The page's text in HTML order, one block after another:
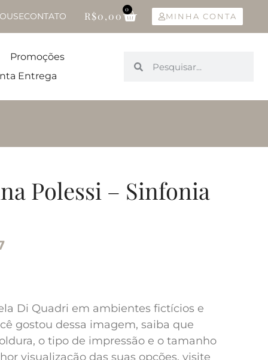
CONTATO R$0,00
0
MINHA CONTA
Promoções
Entrega
Polessi – Sinfonia
Di Quadri em ambientes fictícios e
gostou dessa imagem, saiba que
o tipo de impressão e o tamanho
visualização das suas opções, visite